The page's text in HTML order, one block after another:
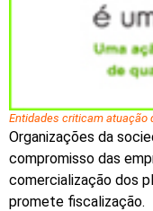
Entidades criticam atuação
Organizações da
compromisso das
comercialização dos
promete fiscalização.